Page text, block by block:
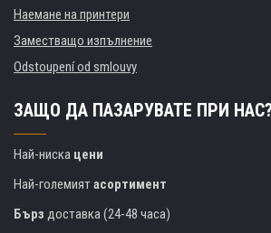
Наемане на принтери
Заместващо изпълнение
Odstoupení od smlouvy
ЗАЩО ДА ПАЗАРУВАТЕ ПРИ НАС?
Най-ниска цени
Най-големиятасортимент
Бърз доставка (24-48 часа)